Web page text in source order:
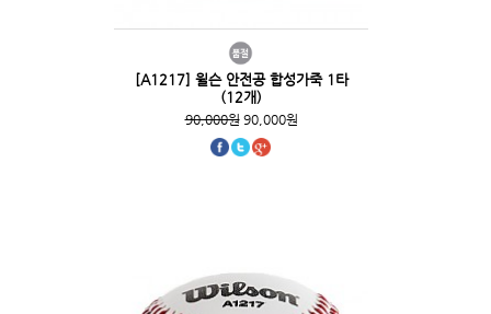
[A1217] 윌슨 안전공 합성가죽 1타
(12개)
90,000원90,000원